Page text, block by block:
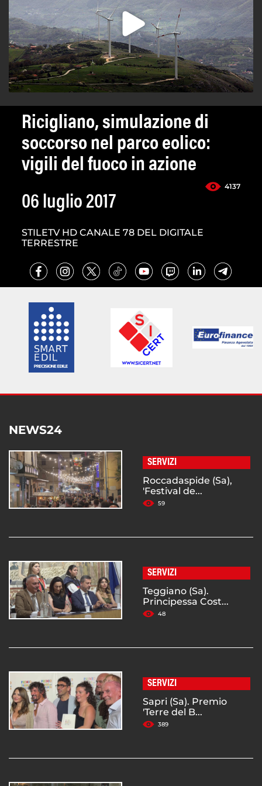
Ricigliano, simulazione di
soccorso nel parco eolico:
vigili del fuoco in azione
4137
06 luglio 2017
STILETV HD CANALE 78 DEL DIGITALE
TERRESTRE
NEWS24
SERVIZI
Roccadaspide (Sa),
'Festival de...
59
SERVIZI
Teggiano (Sa).
Principessa Cost...
48
SERVIZI
Sapri (Sa). Premio
'Terre del B...
389